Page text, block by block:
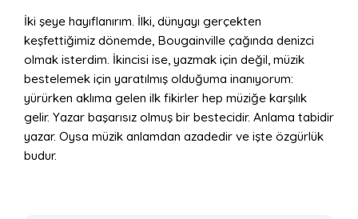
İki şeye hayıflanırım. İlki, dünyayı gerçekten
keşfettiğimiz dönemde, Bougainville çağında denizci
olmak isterdim. İkincisi ise, yazmak için değil, müzik
bestelemek için yaratılmış olduğuma inanıyorum:
yürürken aklıma gelen ilk fikirler hep müziğe karşılık
gelir. Yazar başarısız olmuş bir bestecidir. Anlama tabidir
yazar. Oysa müzik anlamdan azadedir ve işte özgürlük
budur.